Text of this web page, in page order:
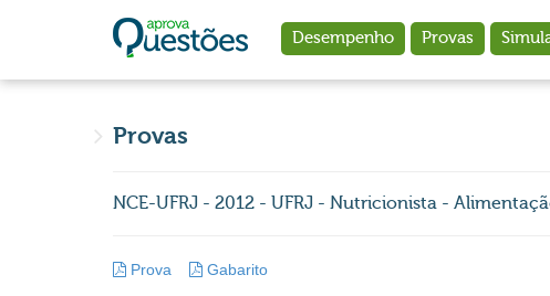
Desempenho Provas
Provas
NCE-UFRJ - 2012 - UFRJ - Nutricionista -
Prova Gabarito